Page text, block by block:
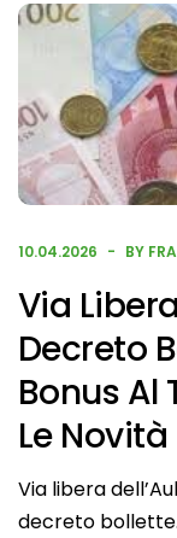
10.04.2026 BY
Via
Decreto
Bonus Al
Le Novità
Via libera
decreto